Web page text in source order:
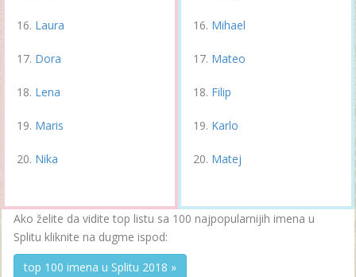
Laura
Dora
Lena
Maris
Nika
Mihael
Mateo
Filip
Karlo
Matej
Ako želite da vidite top listu sa 100 najpopularnijih imena u
Splitu kliknite na dugme ispod:
top 100 imena u Splitu 2018 »